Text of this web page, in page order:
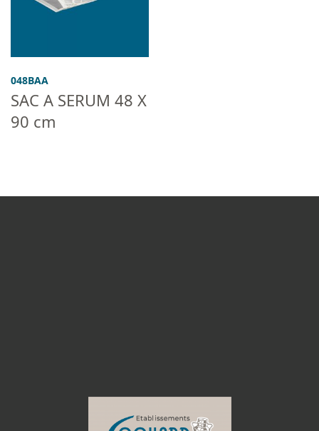
048BAA
SAC A SERUM 48 X
90 cm